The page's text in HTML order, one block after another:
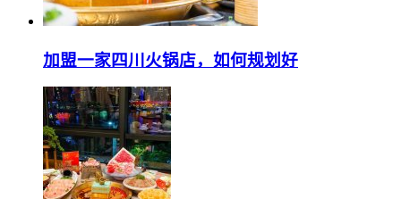
加盟一家四川火锅店，如何规划好